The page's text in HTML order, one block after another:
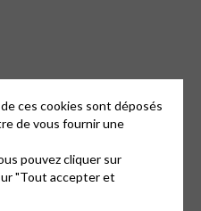
ces cookies sont déposés
de vous fournir une
pouvez cliquer sur
"Tout accepter et